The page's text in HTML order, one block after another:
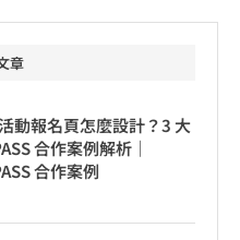
章
動報名頁怎麼設計？3 大
合作案例解析｜
合作案例